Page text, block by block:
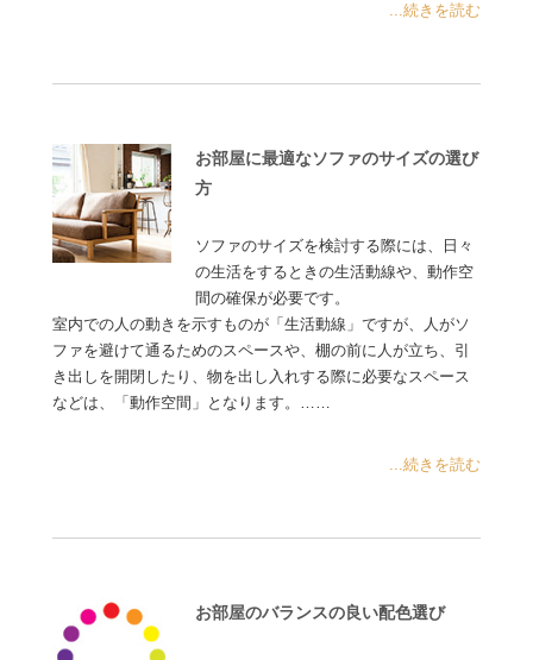
...続きを読む
お部屋に最適なソファのサイズの選び
方
ソファのサイズを検討する際には、日々
の生活をするときの生活動線や、動作空
間の確保が必要です。
室内での人の動きを示すものが「生活動線」ですが、人がソ
ファを避けて通るためのスペースや、棚の前に人が立ち、引
き出しを開閉したり、物を出し入れする際に必要なスペース
などは、「動作空間」となります。……
...続きを読む
お部屋のバランスの良い配色選び